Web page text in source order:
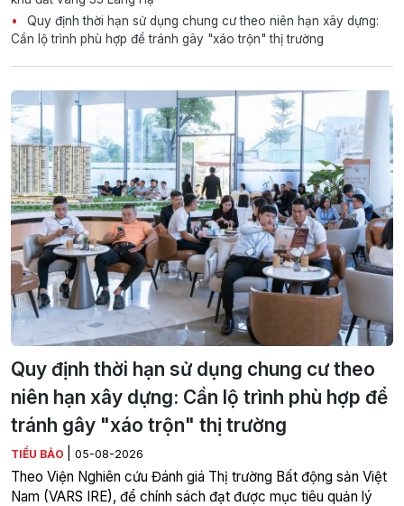
Quy định thời hạn sử dụng chung cư theo niên hạn xây dựng:
Cần lộ trình phù hợp để tránh gây "xáo trộn" thị trường
Quy định thời hạn sử dụng chung cư theo
niên hạn xây dựng: Cần lộ trình phù hợp để
tránh gây "xáo trộn" thị trường
TIỂU BẢO 05-08-2026
Theo Viện Nghiên cứu Đánh giá Thị trường Bất động sản Việt
Nam (VARS IRE), để chính sách đạt được mục tiêu quản lý